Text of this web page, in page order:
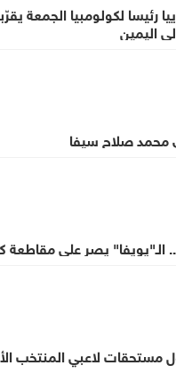
رئيسا لكولومبيا الجمعة
اليمين
صلاح سيفا
الـ"يويفا" يصر على مقاطعة
مستحقات لاعبي المنتخب